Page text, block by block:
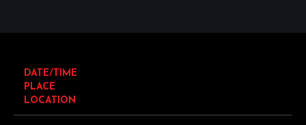
DATE/TIME
PLACE
LOCATION